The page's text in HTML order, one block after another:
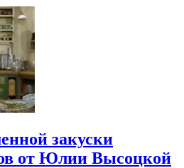
закуски
от Юлии Высоцкой